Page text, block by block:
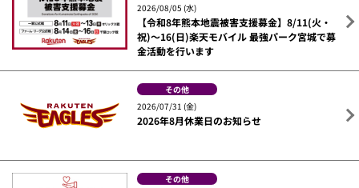
2026/08/05 (水)
【令和8年熊本地震被害支援募金】8/11(火・
祝)～16(日)楽天モバイル 最強パーク宮城で募
金活動を行います
その他
2026/07/31 (金)
2026年8月休業日のお知らせ
その他